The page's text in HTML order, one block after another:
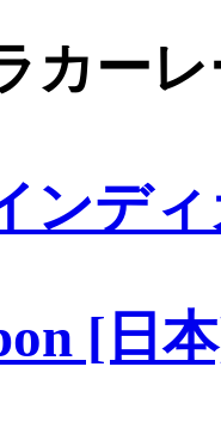
カー
ンデ
[日